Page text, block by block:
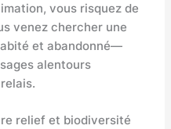
vous risquez de
venez chercher une
et abandonné—
alentours
relief et biodiversité